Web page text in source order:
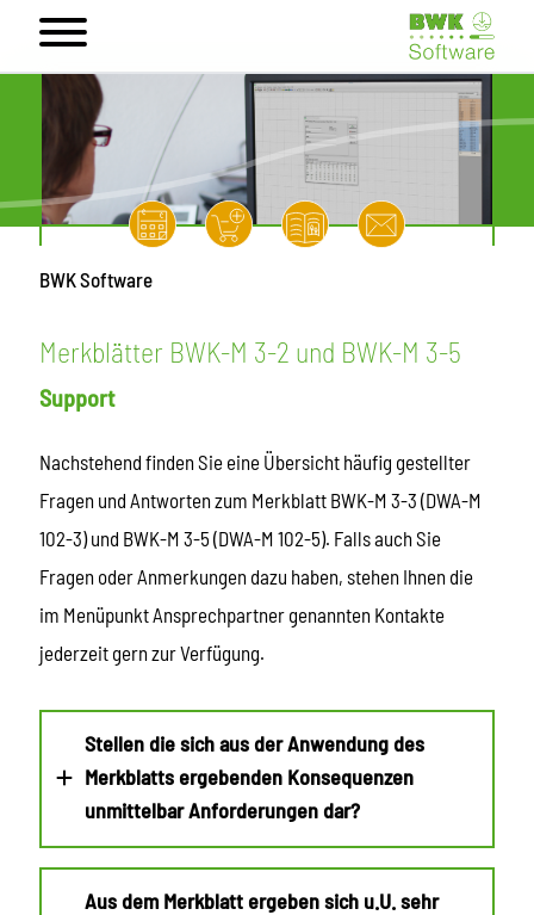
BWK Software
Merkblätter BWK-M 3-2 und BWK-M 3-5
Support
Nachstehend finden Sie eine Übersicht häufig gestellter
Fragen und Antworten zum Merkblatt BWK-M 3-3 (DWA-M
102-3) und BWK-M 3-5 (DWA-M 102-5). Falls auch Sie
Fragen oder Anmerkungen dazu haben, stehen Ihnen die
im Menüpunkt Ansprechpartner genannten Kontakte
jederzeit gern zur Verfügung.
Stellen die sich aus der Anwendung des
Merkblatts ergebenden Konsequenzen
unmittelbar Anforderungen dar?
Aus dem Merkblatt ergeben sich u.U. sehr